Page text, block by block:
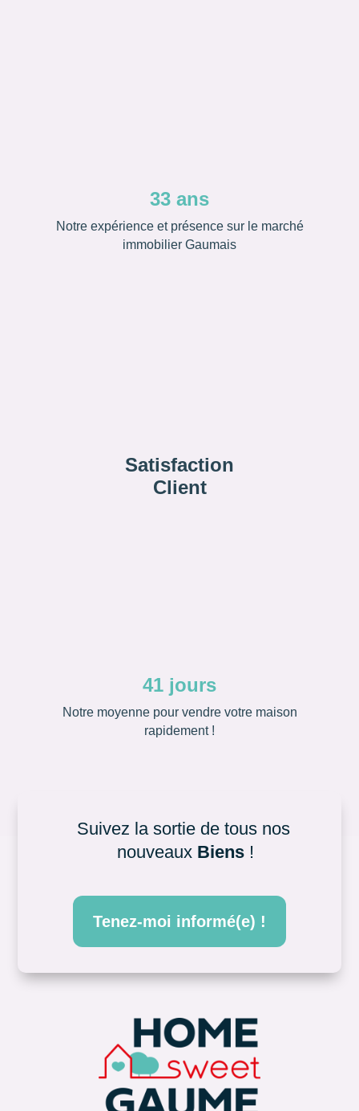
Au calme
Au centre-ville
33 ans
Notre expérience et présence sur le marché
immobilier Gaumais
Satisfaction
Client
41 jours
Notre moyenne pour vendre votre maison
rapidement !
Suivez la sortie de tous nos
nouveaux Biens !
Tenez-moi informé(e) !